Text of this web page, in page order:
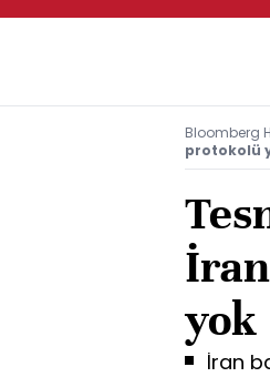
Bloomberg
protokolü
yok
İran